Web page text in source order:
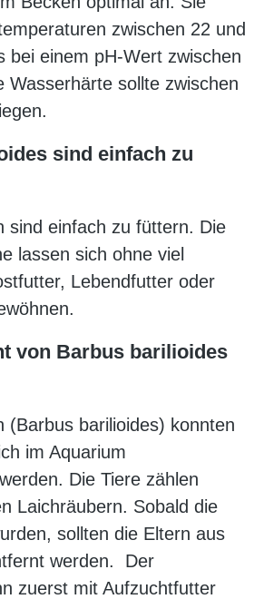
zwischen 22 und
bei einem pH-Wert zwischen
Wasserhärte sollte zwischen
sind einfach zu
sind einfach zu füttern. Die
lassen sich ohne viel
Lebendfutter oder
von Barbus barilioides
(Barbus barilioides) konnten
im Aquarium
Die Tiere zählen
Laichräubern. Sobald die
sollten die Eltern aus
werden. Der
zuerst mit Aufzuchtfutter